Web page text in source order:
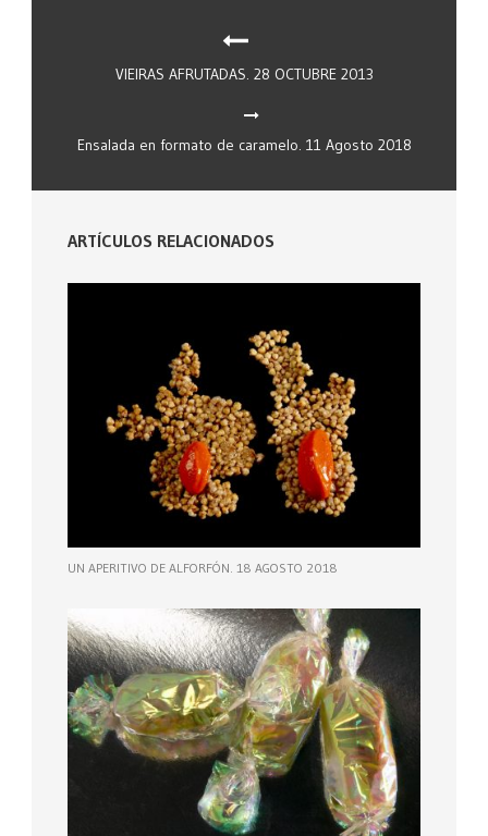
VIEIRAS AFRUTADAS. 28 OCTUBRE 2013
Ensalada en formato de caramelo. 11 Agosto 2018
ARTÍCULOS RELACIONADOS
UN APERITIVO DE ALFORFÓN. 18 AGOSTO 2018